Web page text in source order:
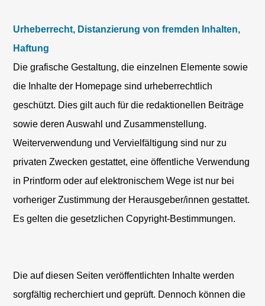
Urheberrecht, Distanzierung von fremden Inhalten,
Haftung
Die grafische Gestaltung, die einzelnen Elemente sowie
die Inhalte der Homepage sind urheberrechtlich
geschützt. Dies gilt auch für die redaktionellen Beiträge
sowie deren Auswahl und Zusammenstellung.
Weiterverwendung und Vervielfältigung sind nur zu
privaten Zwecken gestattet, eine öffentliche Verwendung
in Printform oder auf elektronischem Wege ist nur bei
vorheriger Zustimmung der Herausgeber/innen gestattet.
Es gelten die gesetzlichen Copyright-Bestimmungen.
Die auf diesen Seiten veröffentlichten Inhalte werden
sorgfältig recherchiert und geprüft. Dennoch können die